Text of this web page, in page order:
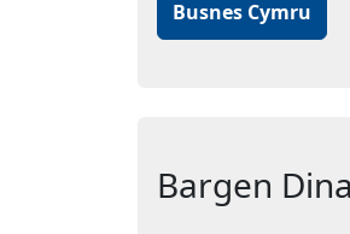
Busnes Cymru
Bargen